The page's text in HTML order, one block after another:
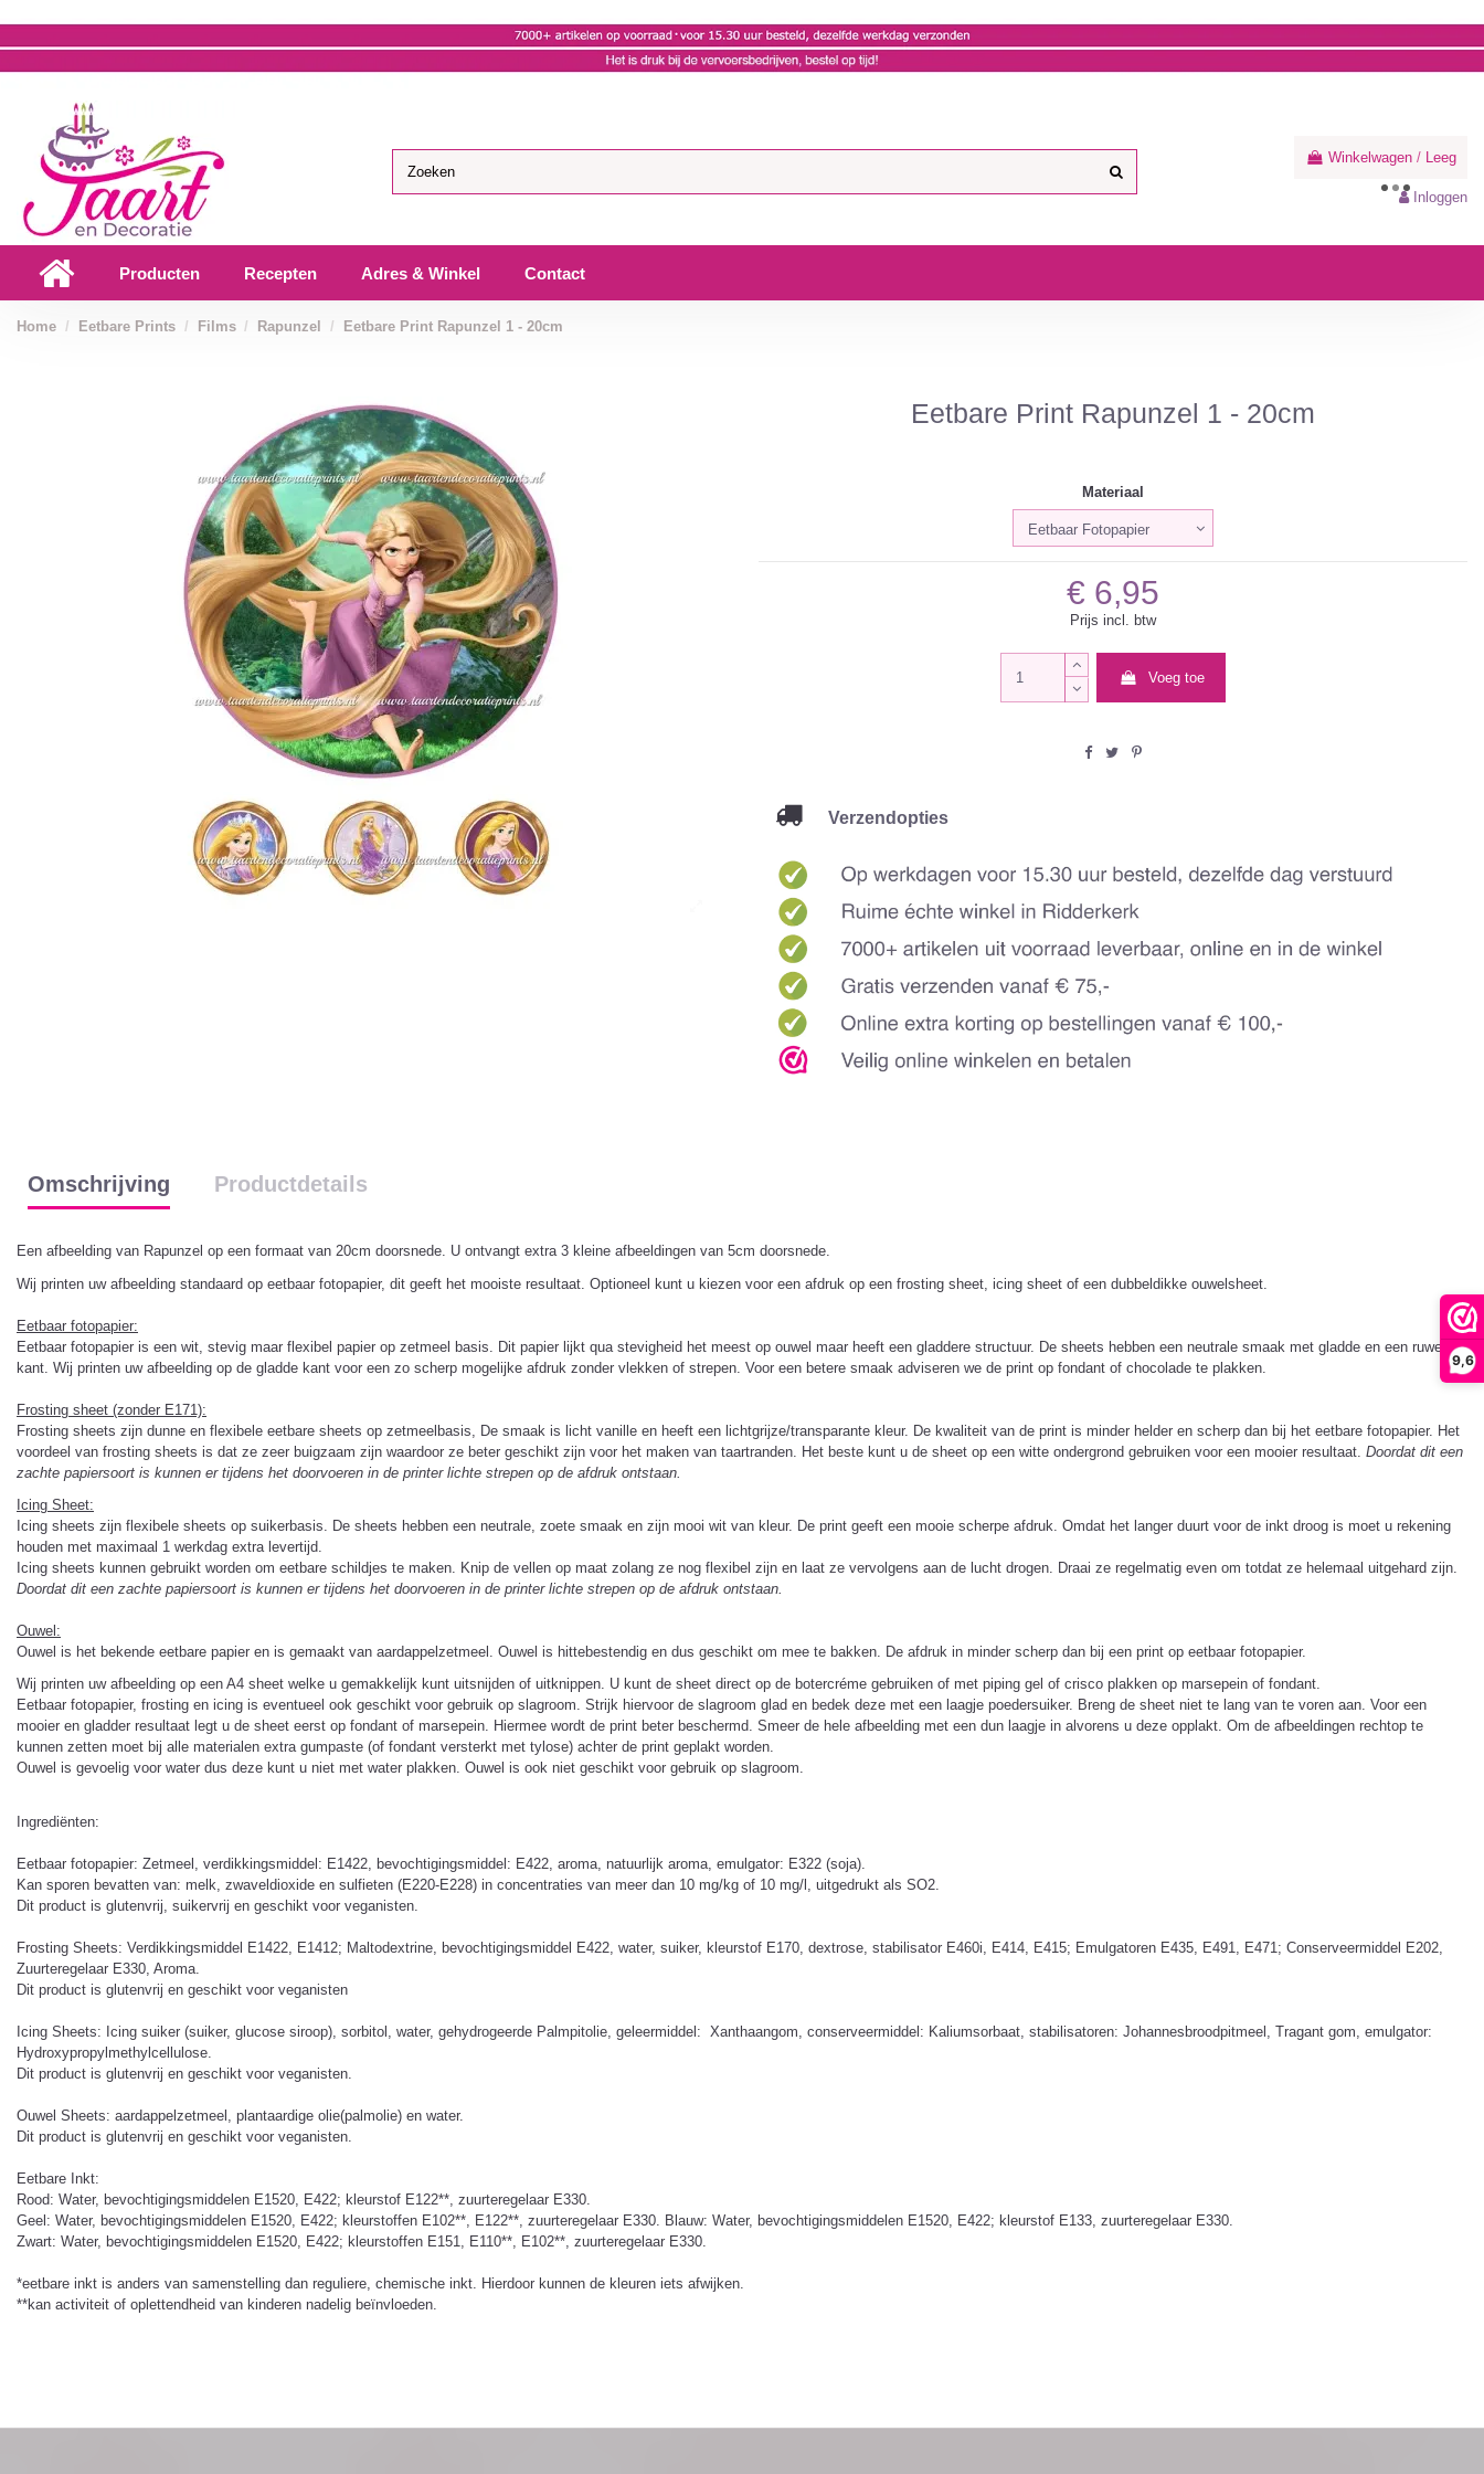
9,6
Winkelwagen / Leeg
Inloggen
Producten Recepten Adres & Winkel Contact
Home Eetbare Prints Films Rapunzel Eetbare Print Rapunzel 1 - 20cm
Eetbare Print Rapunzel 1 - 20cm
Materiaal
€ 6,95
Prijs incl. btw
Voeg toe
Verzendopties
Omschrijving Productdetails
Een afbeelding van Rapunzel op een formaat van 20cm doorsnede. U ontvangt extra 3 kleine afbeeldingen van 5cm doorsnede.
Wij printen uw afbeelding standaard op eetbaar fotopapier, dit geeft het mooiste resultaat. Optioneel kunt u kiezen voor een afdruk op een frosting sheet, icing sheet of een dubbeldikke ouwelsheet.
Eetbaar fotopapier:
Eetbaar fotopapier is een wit, stevig maar flexibel papier op zetmeel basis. Dit papier lijkt qua stevigheid het meest op ouwel maar heeft een gladdere structuur. De sheets hebben een neutrale smaak met gladde en een ruwe
kant. Wij printen uw afbeelding op de gladde kant voor een zo scherp mogelijke afdruk zonder vlekken of strepen. Voor een betere smaak adviseren we de print op fondant of chocolade te plakken.
Frosting sheet (zonder E171):
Frosting sheets zijn dunne en flexibele eetbare sheets op zetmeelbasis, De smaak is licht vanille en heeft een lichtgrijze/transparante kleur. De kwaliteit van de print is minder helder en scherp dan bij het eetbare fotopapier. Het
voordeel van frosting sheets is dat ze zeer buigzaam zijn waardoor ze beter geschikt zijn voor het maken van taartranden. Het beste kunt u de sheet op een witte ondergrond gebruiken voor een mooier resultaat. Doordat dit een
zachte papiersoort is kunnen er tijdens het doorvoeren in de printer lichte strepen op de afdruk ontstaan.
Icing Sheet:
Icing sheets zijn flexibele sheets op suikerbasis. De sheets hebben een neutrale, zoete smaak en zijn mooi wit van kleur. De print geeft een mooie scherpe afdruk. Omdat het langer duurt voor de inkt droog is moet u rekening
houden met maximaal 1 werkdag extra levertijd.
Icing sheets kunnen gebruikt worden om eetbare schildjes te maken. Knip de vellen op maat zolang ze nog flexibel zijn en laat ze vervolgens aan de lucht drogen. Draai ze regelmatig even om totdat ze helemaal uitgehard zijn.
Doordat dit een zachte papiersoort is kunnen er tijdens het doorvoeren in de printer lichte strepen op de afdruk ontstaan.
Ouwel:
Ouwel is het bekende eetbare papier en is gemaakt van aardappelzetmeel. Ouwel is hittebestendig en dus geschikt om mee te bakken. De afdruk in minder scherp dan bij een print op eetbaar fotopapier.
Wij printen uw afbeelding op een A4 sheet welke u gemakkelijk kunt uitsnijden of uitknippen. U kunt de sheet direct op de botercréme gebruiken of met piping gel of crisco plakken op marsepein of fondant.
Eetbaar fotopapier, frosting en icing is eventueel ook geschikt voor gebruik op slagroom. Strijk hiervoor de slagroom glad en bedek deze met een laagje poedersuiker. Breng de sheet niet te lang van te voren aan. Voor een
mooier en gladder resultaat legt u de sheet eerst op fondant of marsepein. Hiermee wordt de print beter beschermd. Smeer de hele afbeelding met een dun laagje in alvorens u deze opplakt. Om de afbeeldingen rechtop te
kunnen zetten moet bij alle materialen extra gumpaste (of fondant versterkt met tylose) achter de print geplakt worden.
Ouwel is gevoelig voor water dus deze kunt u niet met water plakken. Ouwel is ook niet geschikt voor gebruik op slagroom.
Ingrediënten:
Eetbaar fotopapier: Zetmeel, verdikkingsmiddel: E1422, bevochtigingsmiddel: E422, aroma, natuurlijk aroma, emulgator: E322 (soja).
Kan sporen bevatten van: melk, zwaveldioxide en sulfieten (E220-E228) in concentraties van meer dan 10 mg/kg of 10 mg/l, uitgedrukt als SO2.
Dit product is glutenvrij, suikervrij en geschikt voor veganisten.
Frosting Sheets: Verdikkingsmiddel E1422, E1412; Maltodextrine, bevochtigingsmiddel E422, water, suiker, kleurstof E170, dextrose, stabilisator E460i, E414, E415; Emulgatoren E435, E491, E471; Conserveermiddel E202,
Zuurteregelaar E330, Aroma.
Dit product is glutenvrij en geschikt voor veganisten
Icing Sheets: Icing suiker (suiker, glucose siroop), sorbitol, water, gehydrogeerde Palmpitolie, geleermiddel: Xanthaangom, conserveermiddel: Kaliumsorbaat, stabilisatoren: Johannesbroodpitmeel, Tragant gom, emulgator:
Hydroxypropylmethylcellulose.
Dit product is glutenvrij en geschikt voor veganisten.
Ouwel Sheets: aardappelzetmeel, plantaardige olie(palmolie) en water.
Dit product is glutenvrij en geschikt voor veganisten.
Eetbare Inkt:
Rood: Water, bevochtigingsmiddelen E1520, E422; kleurstof E122**, zuurteregelaar E330.
Geel: Water, bevochtigingsmiddelen E1520, E422; kleurstoffen E102**, E122**, zuurteregelaar E330. Blauw: Water, bevochtigingsmiddelen E1520, E422; kleurstof E133, zuurteregelaar E330.
Zwart: Water, bevochtigingsmiddelen E1520, E422; kleurstoffen E151, E110**, E102**, zuurteregelaar E330.
*eetbare inkt is anders van samenstelling dan reguliere, chemische inkt. Hierdoor kunnen de kleuren iets afwijken.
**kan activiteit of oplettendheid van kinderen nadelig beïnvloeden.